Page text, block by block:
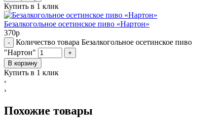
Купить в 1 клик
Безалкогольное осетинское пиво «Нартон»
370р
-
Количество товара Безалкогольное осетинское пиво
"Нартон"
+
В корзину
Купить в 1 клик
‹
›
Похожие товары